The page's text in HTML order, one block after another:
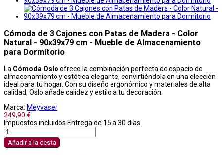
Cómoda de 3 Cajones con Patas de Madera - Color
Natural - 90x39x79 cm - Mueble de Almacenamiento
para Dormitorio
La Cómoda Oslo ofrece la combinación perfecta de espacio de
almacenamiento y estética elegante, convirtiéndola en una elección
ideal para tu hogar. Con su diseño ergonómico y materiales de alta
calidad, Oslo añade calidez y estilo a tu decoración.
Marca: Meyvaser
249,90 €
Impuestos incluidos Entrega de 15 a 30 dias
Añadir a la cesta